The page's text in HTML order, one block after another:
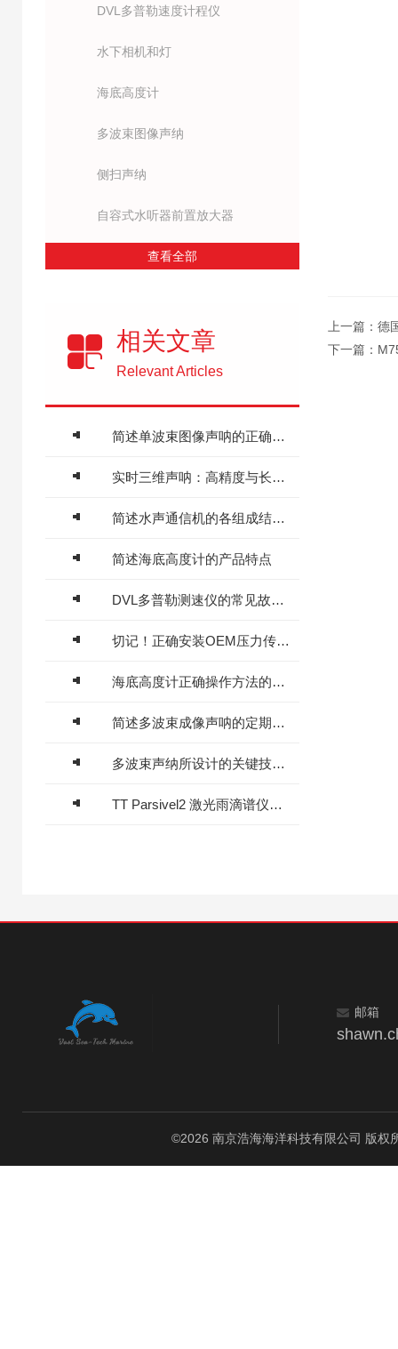
DVL多普勒速度计程仪
水下相机和灯
海底高度计
多波束图像声纳
侧扫声纳
自容式水听器前置放大器
查看全部
相关文章
Relevant Articles
简述单波束图像声呐的正确使用方法
实时三维声呐：高精度与长寿命的维护策略
简述水声通信机的各组成结构作用
简述海底高度计的产品特点
DVL多普勒测速仪的常见故障相应解决方法分享
切记！正确安装OEM压力传感器才能充分发挥性能
海底高度计正确操作方法的详细说明
简述多波束成像声呐的定期维护保养方法
多波束声纳所设计的关键技术介绍
TT Parsivel2 激光雨滴谱仪技术特点
上一篇： 德
下一篇：
邮箱
©2026 南京浩海海洋科技有限公司 版权